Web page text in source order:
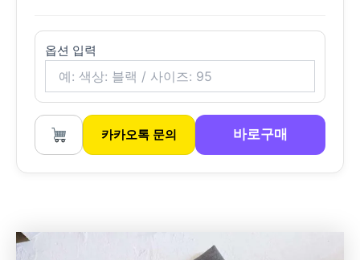
옵션 입력
카카오톡 문의 바로구매